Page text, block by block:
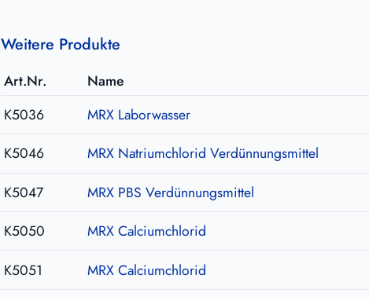
Weitere Produkte
Art.Nr. Name
K5036
MRX Laborwasser
K5046
MRX Natriumchlorid Verdünnungsmittel
K5047
MRX PBS Verdünnungsmittel
K5050
MRX Calciumchlorid
K5051
MRX Calciumchlorid